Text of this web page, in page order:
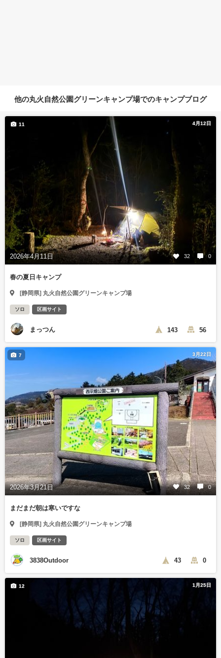
他の丸火自然公園グリーンキャンプ場でのキャンプブログ
4月12日
2026年4月11日 32 0
11
春の夏日キャンプ
[静岡県] 丸火自然公園グリーンキャンプ場
ソロ 区画サイト
まっつん 143 56
3月22日
2026年3月21日 32 0
7
まだまだ朝は寒いですな
[静岡県] 丸火自然公園グリーンキャンプ場
ソロ 区画サイト
3838Outdoor 43 0
1月25日
12